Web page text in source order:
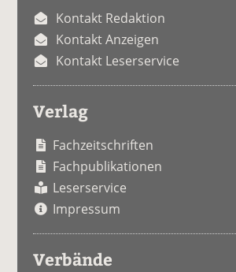
Kontakt Redaktion
Kontakt Anzeigen
Kontakt Leserservice
Verlag
Fachzeitschriften
Fachpublikationen
Leserservice
Impressum
Verbände